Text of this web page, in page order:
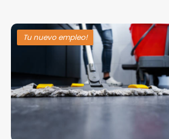
Tu nuevo empleo!